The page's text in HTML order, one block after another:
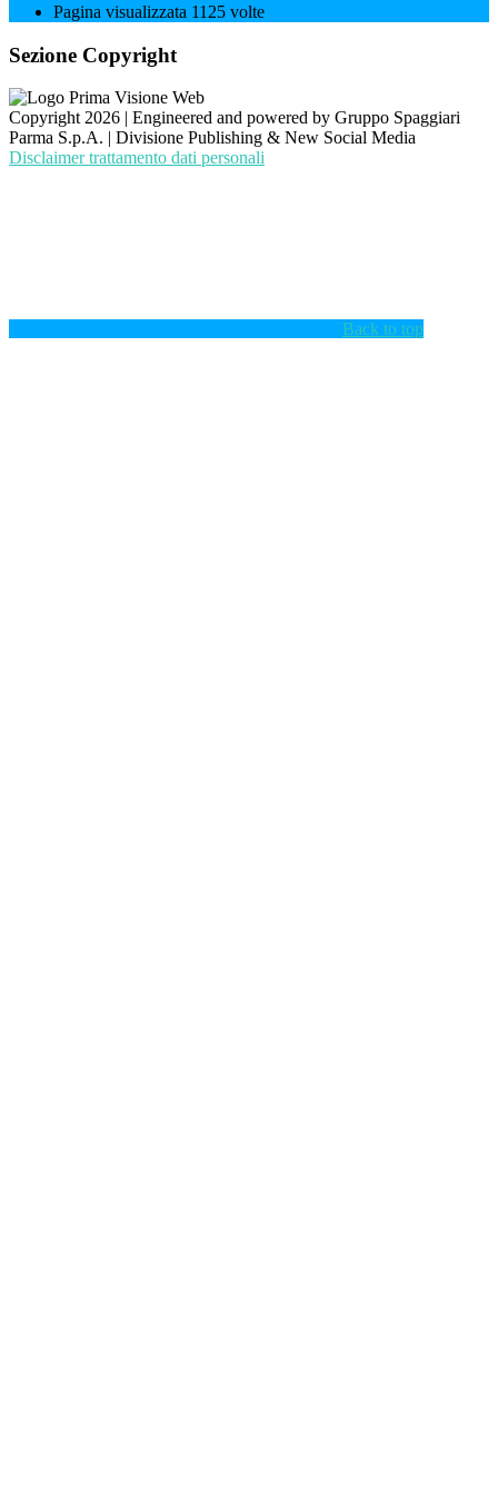
Pagina visualizzata 1125 volte
Sezione Copyright
Copyright 2026 | Engineered and powered by Gruppo Spaggiari
Parma S.p.A. | Divisione Publishing & New Social Media
Disclaimer trattamento dati personali
Back to top